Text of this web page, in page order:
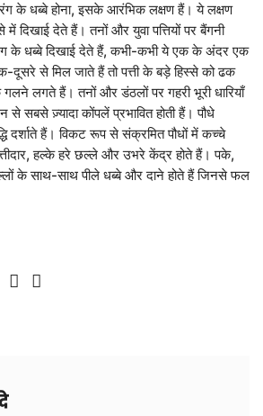
योजनाएं
DONATE
रंग के धब्बे होना, इसके आरंभिक लक्षण हैं। ये लक्षण
में दिखाई देते हैं। तनों और युवा पत्तियों पर बैंगनी
के धब्बे दिखाई देते हैं, कभी-कभी ये एक के अंदर एक
से मिल जाते हैं तो पत्ती के बड़े हिस्से को ढक
लगते हैं। तनों और डंठलों पर गहरी भूरी धारियाँ
सबसे ज़्यादा कोंपलें प्रभावित होती हैं। पौधे
दर्शाते हैं। विकट रूप से संक्रमित पौधों में कच्चे
हल्के हरे छल्ले और उभरे केंद्र होते हैं। पके,
के साथ-साथ पीले धब्बे और दाने होते हैं जिनसे फल